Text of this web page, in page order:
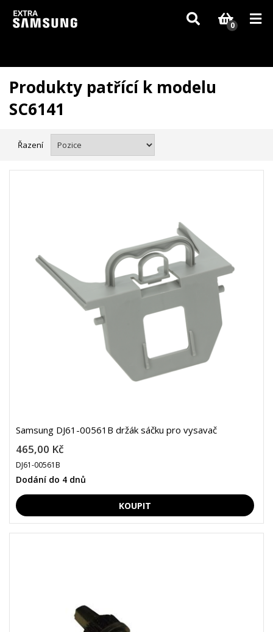
Vzhledem k aktuální situaci se může dodání dílů, které nejsou skladem,
zpozdit. Děkujeme za pochopení.
0
Produkty patřící k modelu
SC6141
Řazení
Samsung DJ61-00561B držák sáčku pro vysavač
465,00 Kč
DJ61-00561B
Dodání do 4 dnů